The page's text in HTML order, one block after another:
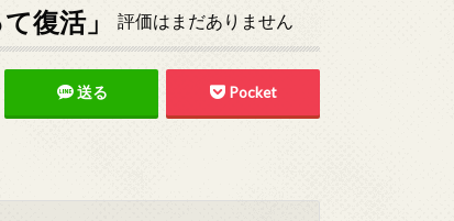
復活」 評価はまだありません
送る Pocket